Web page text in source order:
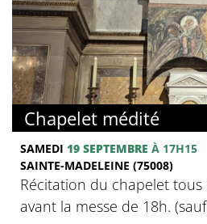
Chapelet médité
SAMEDI 19 SEPTEMBRE À 17H15
SAINTE-MADELEINE (75008)
Récitation du chapelet tous
avant la messe de 18h.